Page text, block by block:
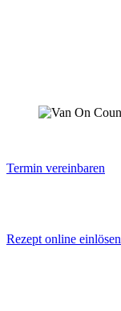
Termin vereinbaren
Rezept online einlösen